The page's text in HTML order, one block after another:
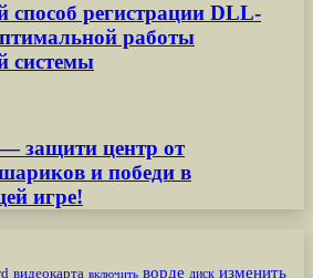
регистрации DLL-
работы
системы
защити центр от
и победи в
игре!
видеокарта включить ворде диск изменить